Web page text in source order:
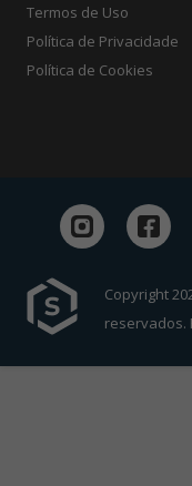
Termos de Uso
Política de Privacidade
Política de Cookies
Copyright
reservados.